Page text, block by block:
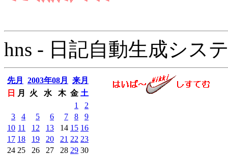
hns - 日記自動生成シス
先月 2003年08月
来月
日
月 火 水 木 金 土
1
2
3
4 5 6 7 8
9
10 11 12 13 14 15 16
17 18 19 20 21 22 23
24 25 26 27 28 29 30